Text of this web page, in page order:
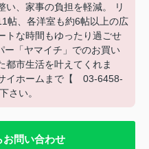
い、家事の負担を軽減。 リ
帖、各洋室も約6帖以上の広
トな時間もゆったり過ごせ
ー「ヤマイチ」でのお買い
都市生活を叶えてくれま
イホームまで【 03-6458-
さい。
お問い合わせ